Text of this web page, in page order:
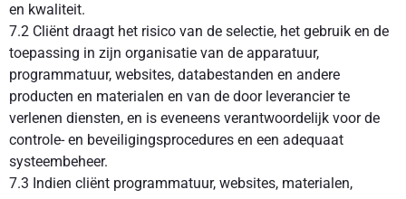
en kwaliteit.
7.2 Cliënt draagt het risico van de selectie, het gebruik en de
toepassing in zijn organisatie van de apparatuur,
programmatuur, websites, databestanden en andere
producten en materialen en van de door leverancier te
verlenen diensten, en is eveneens verantwoordelijk voor de
controle- en beveiligingsprocedures en een adequaat
systeembeheer.
7.3 Indien cliënt programmatuur, websites, materialen,